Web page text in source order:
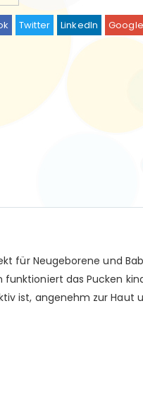
Twitter LinkedIn
für Neugeborene und
das Pucken
ist, angenehm zur Haut